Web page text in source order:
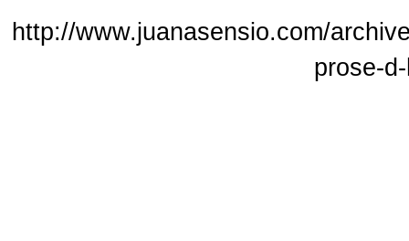
http://www.juanasensio.com/
prose-